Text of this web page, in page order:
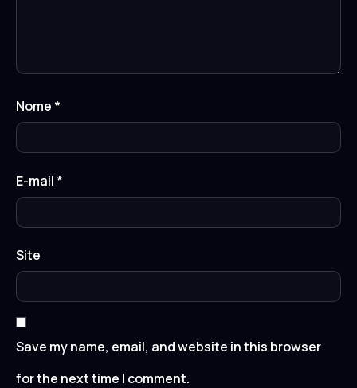
Nome *
E-mail *
Site
Save my name, email, and website in this browser
for the next time I comment.